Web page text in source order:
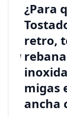
¿Para
retro,
migas
ancha